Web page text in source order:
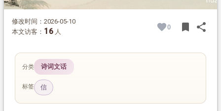
2.3.三、春蕴涵的理想境界
2.3.1. 世外仙源
2.3.2.
修改时间：2026-05-10
本文访客： 16 人
0 bookmark share
分类 诗词文话
标签 信